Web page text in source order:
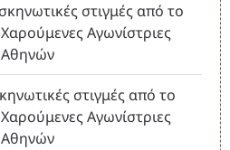
στιγμές από το
Αγωνίστριες
Αθηνών
στιγμές από το
Αγωνίστριες
Αθηνών